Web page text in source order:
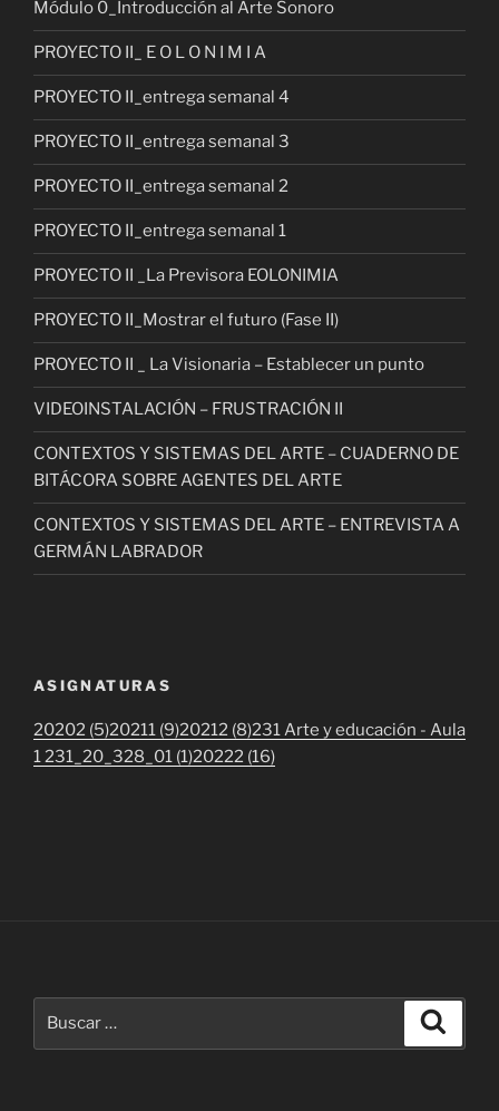
Módulo 0_Introducción al Arte Sonoro
PROYECTO II_ E O L O N I M I A
PROYECTO II_entrega semanal 4
PROYECTO II_entrega semanal 3
PROYECTO II_entrega semanal 2
PROYECTO II_entrega semanal 1
PROYECTO II _La Previsora EOLONIMIA
PROYECTO II_Mostrar el futuro (Fase II)
PROYECTO II _ La Visionaria – Establecer un punto
VIDEOINSTALACIÓN – FRUSTRACIÓN II
CONTEXTOS Y SISTEMAS DEL ARTE – CUADERNO DE
BITÁCORA SOBRE AGENTES DEL ARTE
CONTEXTOS Y SISTEMAS DEL ARTE – ENTREVISTA A
GERMÁN LABRADOR
ASIGNATURAS
20202 (5)20211 (9)20212 (8)231 Arte y educación - Aula
1 231_20_328_01 (1)20222 (16)